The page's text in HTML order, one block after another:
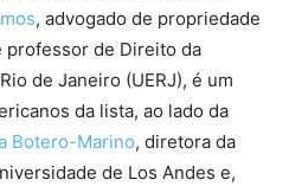
, advogado de propriedade
de Direito da
de Janeiro (UERJ), é um
da lista, ao lado da
Botero-Marino, diretora da
de Los Andes e,